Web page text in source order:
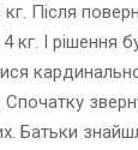
Після
кг. І рішення
Батьки